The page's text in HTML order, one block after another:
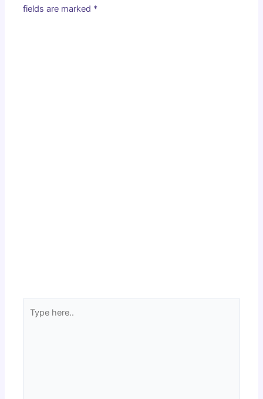
fields are marked *
here..